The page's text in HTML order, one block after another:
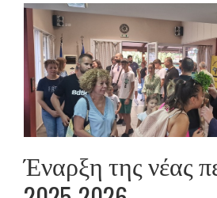
Έναρξη της νέας